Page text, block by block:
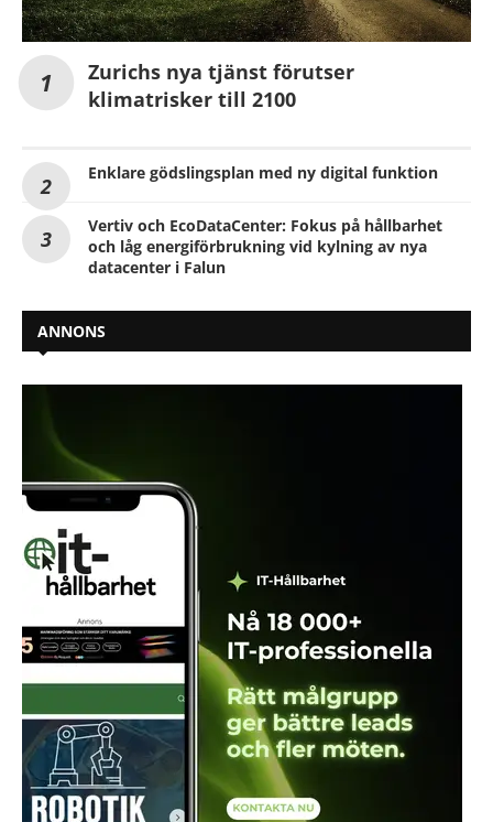
Zurichs nya tjänst förutser
klimatrisker till 2100
Enklare gödslingsplan med ny digital funktion
Vertiv och EcoDataCenter: Fokus på hållbarhet
och låg energiförbrukning vid kylning av nya
datacenter i Falun
ANNONS